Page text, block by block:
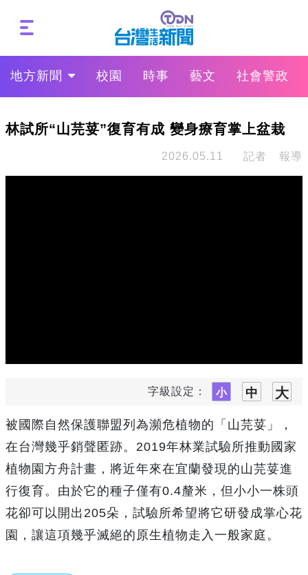
地方新聞 校園 時事 藝文 社會警政
林試所“山芫荽”復育有成 變身療育掌上盆栽
2026.05.11 記者 報導
字級設定：
被國際自然保護聯盟列為瀕危植物的「山芫荽」，
在台灣幾乎銷聲匿跡。2019年林業試驗所推動國家
植物園方舟計畫，將近年來在宜蘭發現的山芫荽進
行復育。由於它的種子僅有0.4釐米，但小小一株頭
花卻可以開出205朵，試驗所希望將它研發成掌心花
園，讓這項幾乎滅絕的原生植物走入一般家庭。